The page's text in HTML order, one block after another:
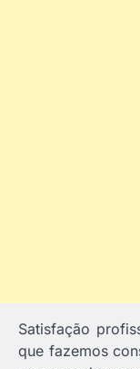
Satisfação
que fazemos